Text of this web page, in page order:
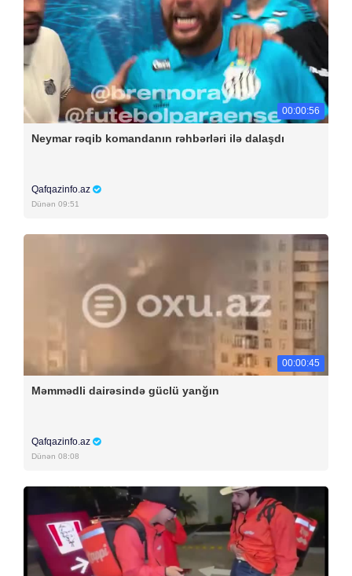
00:00:56
Neymar rəqib komandanın rəhbərləri ilə dalaşdı
Qafqazinfo.az
Dünən 09:51
00:00:45
Məmmədli dairəsində güclü yanğın
Qafqazinfo.az
Dünən 08:08